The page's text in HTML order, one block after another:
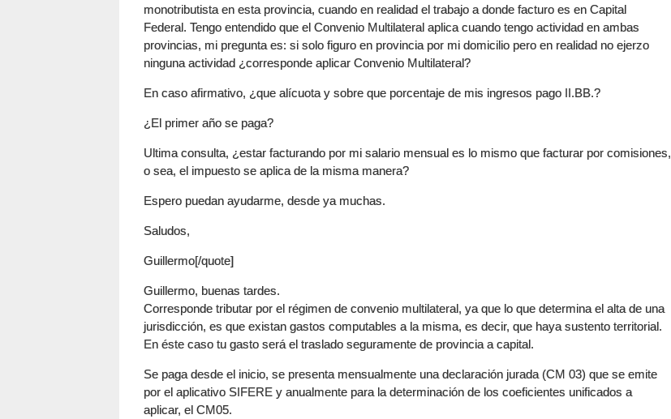
monotributista en esta provincia, cuando en realidad el trabajo a donde facturo es en Capital
Federal. Tengo entendido que el Convenio Multilateral aplica cuando tengo actividad en ambas
provincias, mi pregunta es: si solo figuro en provincia por mi domicilio pero en realidad no ejerzo
ninguna actividad ¿corresponde aplicar Convenio Multilateral?
En caso afirmativo, ¿que alícuota y sobre que porcentaje de mis ingresos pago II.BB.?
¿El primer año se paga?
Ultima consulta, ¿estar facturando por mi salario mensual es lo mismo que facturar por comisiones,
o sea, el impuesto se aplica de la misma manera?
Espero puedan ayudarme, desde ya muchas.
Saludos,
Guillermo[/quote]
Guillermo, buenas tardes.
Corresponde tributar por el régimen de convenio multilateral, ya que lo que determina el alta de una
jurisdicción, es que existan gastos computables a la misma, es decir, que haya sustento territorial.
En éste caso tu gasto será el traslado seguramente de provincia a capital.
Se paga desde el inicio, se presenta mensualmente una declaración jurada (CM 03) que se emite
por el aplicativo SIFERE y anualmente para la determinación de los coeficientes unificados a
aplicar, el CM05.